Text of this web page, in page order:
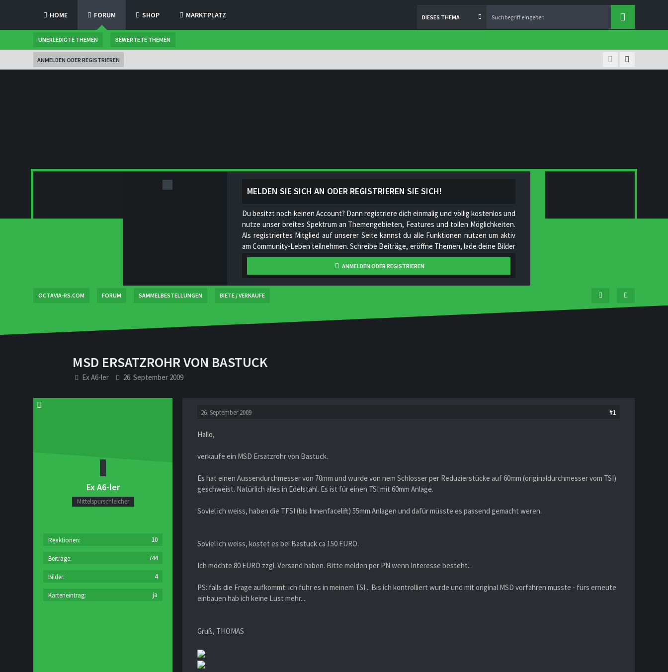
HOME FORUM
UNERLEDIGTE THEMEN BEWERTETE THEMEN
SHOP MARKTPLATZ DIESES THEMA
ANMELDEN ODER REGISTRIEREN
MELDEN SIE SICH AN ODER REGISTRIEREN SIE SICH!
Du besitzt noch keinen Account? Dann registriere dich einmalig und völlig kostenlos und
nutze unser breites Spektrum an Themengebieten, Features und tollen Möglichkeiten.
Als registriertes Mitglied auf unserer Seite kannst du alle Funktionen nutzen um aktiv
am Community-Leben teilnehmen. Schreibe Beiträge, eröffne Themen, lade deine Bilder
hoch, stelle deine Videos online, unterhalte dich mit anderen Mitgliedern und helfe uns
unser Projekt stetig zu verbessern und gemeinsam zu wachsen!
ANMELDEN ODER REGISTRIEREN
OCTAVIA-RS.COM FORUM SAMMELBESTELLUNGEN BIETE / VERKAUFE
MSD ERSATZROHR VON BASTUCK
Ex A6-ler 26. September 2009
Ex A6-ler
Mittelspurschleicher
Reaktionen 10
Beiträge 744
Bilder 4
Karteneintrag ja
26. September 2009 #1
Hallo,
verkaufe ein MSD Ersatzrohr von Bastuck.
Es hat einen Aussendurchmesser von 70mm und wurde von nem Schlosser per Reduzierstücke auf 60mm (originaldurchmesser vom TSI)
geschweist. Natürlich alles in Edelstahl. Es ist für einen TSI mit 60mm Anlage.
Soviel ich weiss, haben die TFSI (bis Innenfacelift) 55mm Anlagen und dafür müsste es passend gemacht weren.
Soviel ich weiss, kostet es bei Bastuck ca 150 EURO.
Ich möchte 80 EURO zzgl. Versand haben. Bitte melden per PN wenn Interesse besteht..
PS: falls die Frage aufkommt: ich fuhr es in meinem TSI... Bis ich kontrolliert wurde und mit original MSD vorfahren musste - fürs erneute
einbauen hab ich keine Lust mehr....
Gruß, THOMAS